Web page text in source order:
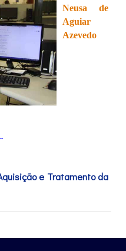
Neusa de
Aguiar
Azevedo
e Tratamento da